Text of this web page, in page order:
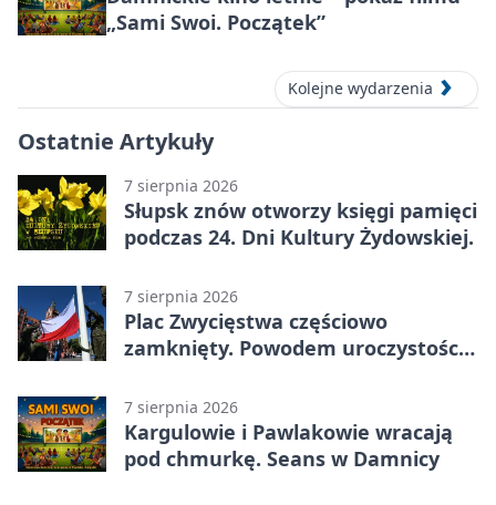
„Sami Swoi. Początek”
Kolejne wydarzenia
Ostatnie Artykuły
7 sierpnia 2026
Słupsk znów otworzy księgi pamięci
podczas 24. Dni Kultury Żydowskiej.
7 sierpnia 2026
Plac Zwycięstwa częściowo
zamknięty. Powodem uroczystości
7 sierpnia 2026
Kargulowie i Pawlakowie wracają
pod chmurkę. Seans w Damnicy